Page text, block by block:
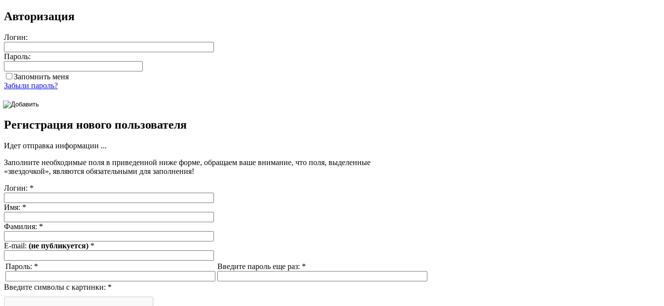
Авторизация
Логин:
Пароль:
Запомнить меня
Забыли пароль?
Регистрация нового пользователя
Идет отправка информации ...
Заполните необходимые поля в приведенной ниже форме, обращаем ваше внимание, что поля, выделенные
«звездочкой», являются обязательными для заполнения!
Логин: *
Имя: *
Фамилия: *
E-mail: (не публикуется) *
Пароль: * Введите пароль еще раз: *
Введите символы с картинки: *